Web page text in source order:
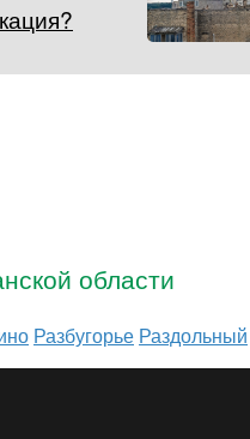
области
Разбугорье Раздольный